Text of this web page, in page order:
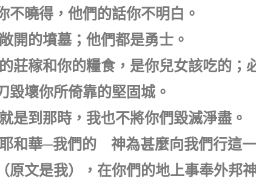
不曉得，他們的話你不明白。
開的墳墓；他們都是勇士。
莊稼和你的糧食，是你兒女該吃的；
毀壞你所倚靠的堅固城。
是到那時，我也不將你們毀滅淨盡。
和華─我們的 神為甚麼向我們行這
原文是我），在你們的地上事奉外邦